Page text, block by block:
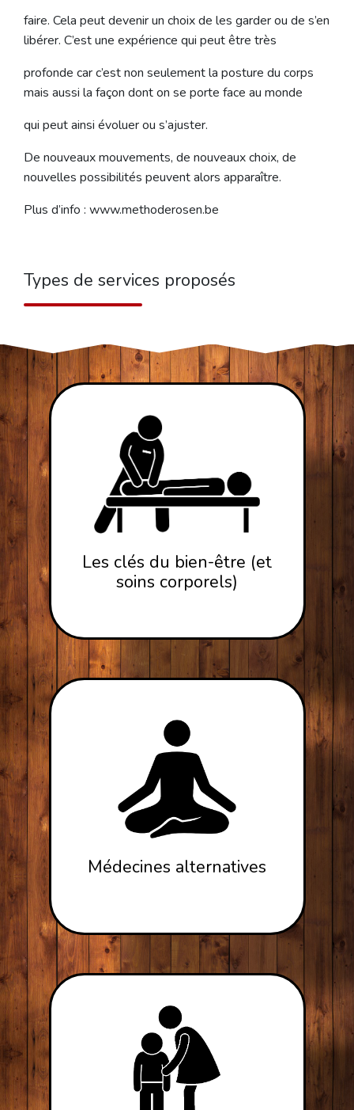
faire. Cela peut devenir un choix de les garder ou de s’en
libérer. C’est une expérience qui peut être très
profonde car c’est non seulement la posture du corps
mais aussi la façon dont on se porte face au monde
qui peut ainsi évoluer ou s’ajuster.
De nouveaux mouvements, de nouveaux choix, de
nouvelles possibilités peuvent alors apparaître.
Plus d’info : www.methoderosen.be
Types de services proposés
Les clés du bien-être (et
soins corporels)
Médecines alternatives